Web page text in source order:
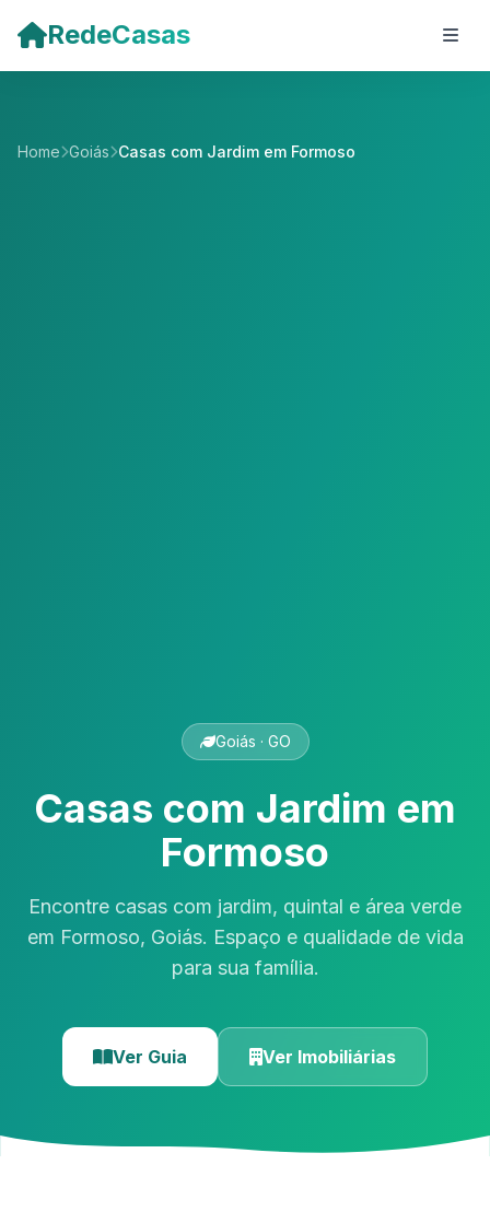
RedeCasas
Home Goiás Casas com Jardim em Formoso
Goiás · GO
Casas com Jardim em
Formoso
Encontre casas com jardim, quintal e área verde
em Formoso, Goiás. Espaço e qualidade de vida
para sua família.
Ver Guia Ver Imobiliárias